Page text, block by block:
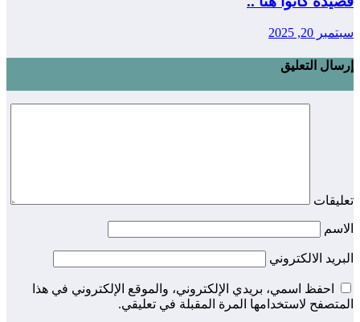
سبتمبر 20, 2025
إرسال التعليق
تعليقات
الاسم
البريد الالكتروني
احفظ اسمي، بريدي الإلكتروني، والموقع الإلكتروني في هذا
المتصفح لاستخدامها المرة المقبلة في تعليقي.